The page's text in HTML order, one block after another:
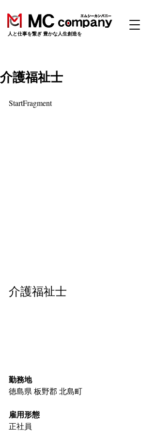
​人と仕事を繋ぎ 豊かな人生創造を
介護福祉士
StartFragment
介護福祉士
勤務地
徳島県 板野郡 北島町
雇用形態
正社員